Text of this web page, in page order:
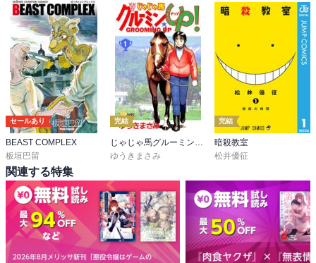
セールあり
BEAST COMPLEX
板垣巴留
完結
ゆうきまさみ
完結
暗殺教室
松井優征
関連する特集